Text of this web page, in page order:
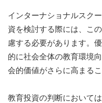
インターナショナルスク
資を検討する際には、こ
慮する必要があります。
的に社会全体の教育環境
会的価値がさらに高まる
教育投資の判断において